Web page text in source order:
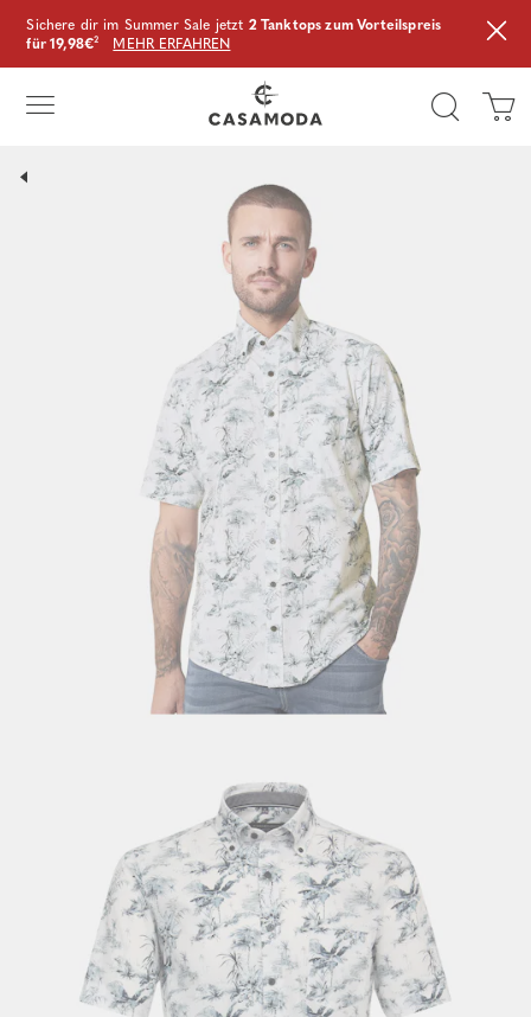
Sichere dir im Summer Sale jetzt 2 Tanktops zum Vorteilspreis
für 19,98€² MEHR ERFAHREN